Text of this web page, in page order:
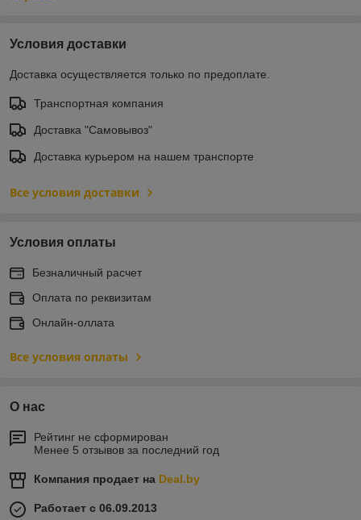
Условия доставки
Доставка осуществляется только по предоплате.
Транспортная компания
Доставка "Самовывоз"
Доставка курьером на нашем транспорте
Все условия доставки
Условия оплаты
Безналичный расчет
Оплата по реквизитам
Онлайн-оллата
Все условия оплаты
О нас
Рейтинг не сформирован
Менее 5 отзывов за последний год
Компания продает на Deal.by
Работает с 06.09.2013